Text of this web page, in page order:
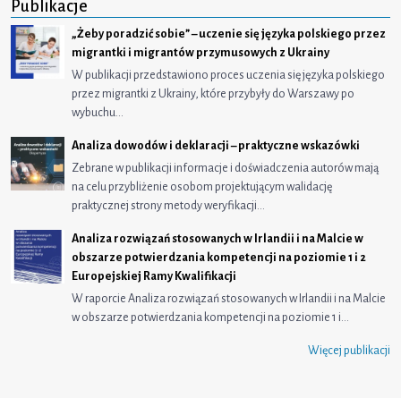
Publikacje
„Żeby poradzić sobie” – uczenie się języka polskiego przez
migrantki i migrantów przymusowych z Ukrainy
W publikacji przedstawiono proces uczenia się języka polskiego
przez migrantki z Ukrainy, które przybyły do Warszawy po
wybuchu…
Analiza dowodów i deklaracji – praktyczne wskazówki
Zebrane w publikacji informacje i doświadczenia autorów mają
na celu przybliżenie osobom projektującym walidację
praktycznej strony metody weryfikacji…
Analiza rozwiązań stosowanych w Irlandii i na Malcie w
obszarze potwierdzania kompetencji na poziomie 1 i 2
Europejskiej Ramy Kwalifikacji
W raporcie Analiza rozwiązań stosowanych w Irlandii i na Malcie
w obszarze potwierdzania kompetencji na poziomie 1 i…
Więcej publikacji